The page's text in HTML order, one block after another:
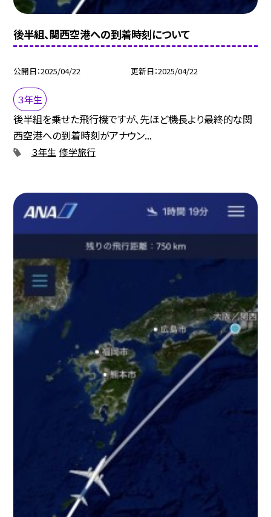
後半組、関西空港への到着時刻について
公開日 2025/04/22 更新日 2025/04/22
３年生
後半組を乗せた飛行機ですが、先ほど機長より最終的な関
西空港への到着時刻がアナウン...
３年生 修学旅行